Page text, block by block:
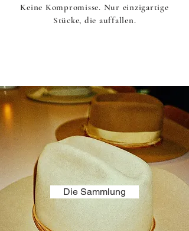
Keine Kompromisse. Nur einzigartige
Stücke, die auffallen.
Die Sammlung